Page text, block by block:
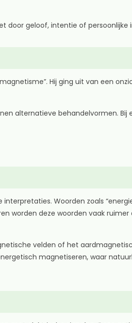
door geloof, intentie of persoonlijke
Hij ging uit van een
alternatieve behandelvormen. Bij
Woorden zoals
worden deze woorden vaak
velden of het
magnetiseren, waar